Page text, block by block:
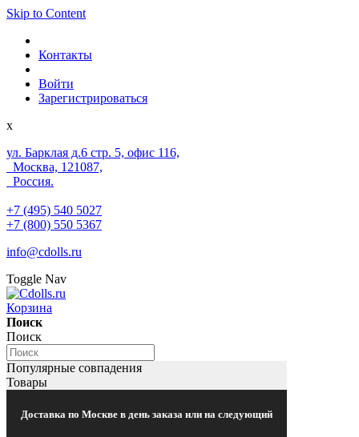
Skip to Content
Контакты
Войти
Зарегистрироваться
x
ул. Барклая д.6 стр. 5, офис 116,
Москва, 121087,
Россия.
+7 (495) 540 5027
+7 (800) 550 5367
info@cdolls.ru
Toggle Nav
Корзина
Поиск
Поиск
Популярные совпадения
Товары
Доставка по Москве в день заказа или на следующий